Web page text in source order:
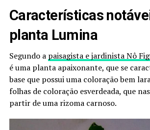
Características
planta Lumina
Segundo a paisagista e jardinista Nô
é uma planta apaixonante, que se
base que possui uma coloração bem
folhas de coloração esverdeada, que
partir de uma rizoma carnoso.